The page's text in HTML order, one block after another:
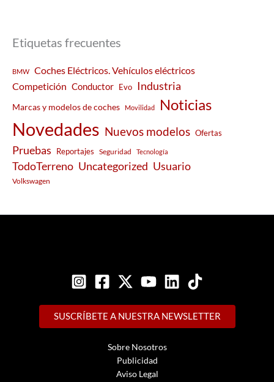
Etiquetas frecuentes
BMW
Coches Eléctricos. Vehículos eléctricos
Competición Conductor Evo Industria
Marcas y modelos de coches Movilidad Noticias
Novedades Nuevos modelos Ofertas
Pruebas Reportajes Seguridad Tecnología
TodoTerreno Uncategorized Usuario
Volkswagen
SUSCRÍBETE A NUESTRA NEWSLETTER
Sobre Nosotros
Publicidad
Aviso Legal